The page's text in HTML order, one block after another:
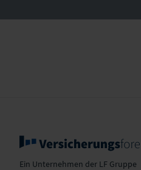
Ein Unternehmen der LF Gruppe